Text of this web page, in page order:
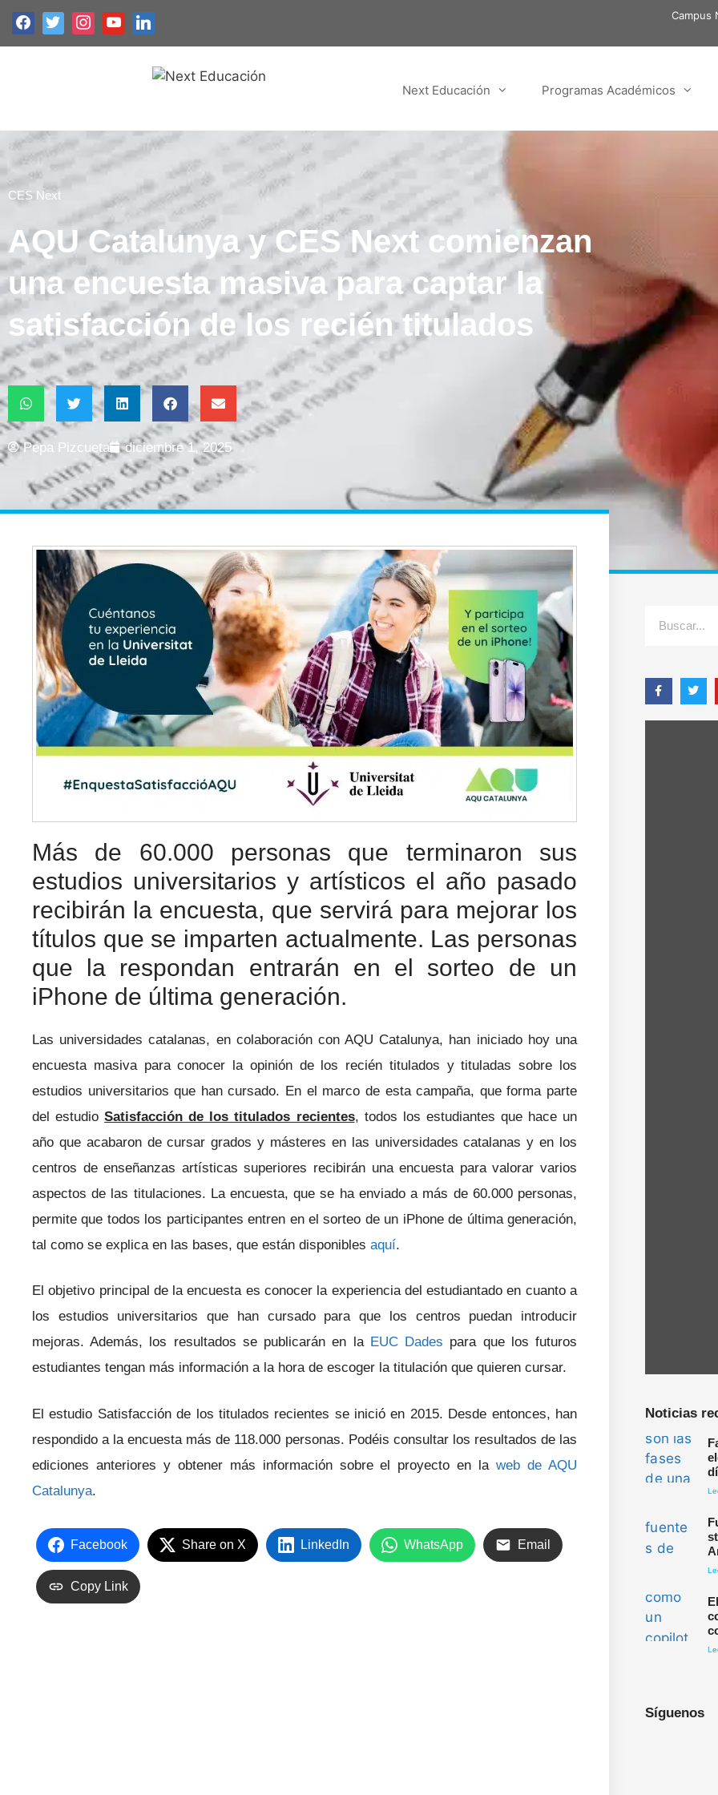
Campus
Next Educación Programas Académicos
CES Next
AQU Catalunya y CES Next comienzan
una encuesta masiva para captar la
satisfacción de los recién titulados
Pepa Pizcueta diciembre 1, 2025
Más de 60.000 personas que terminaron sus
estudios universitarios y artísticos el año pasado
recibirán la encuesta, que servirá para mejorar los
títulos que se imparten actualmente. Las personas
que la respondan entrarán en el sorteo de un
iPhone de última generación.
Las universidades catalanas, en colaboración con AQU Catalunya, han iniciado hoy una
encuesta masiva para conocer la opinión de los recién titulados y tituladas sobre los
estudios universitarios que han cursado. En el marco de esta campaña, que forma parte
del estudioSatisfacción de los titulados recientes, todos los estudiantes que hace un
año que acabaron de cursar grados y másteres en las universidades catalanas y en los
centros de enseñanzas artísticas superiores recibirán una encuesta para valorar varios
aspectos de las titulaciones. La encuesta, que se ha enviado a más de 60.000 personas,
permite que todos los participantes entren en el sorteo de un iPhone de última generación,
tal como se explica en las bases, que están disponibles aquí.
El objetivo principal de la encuesta es conocer la experiencia del estudiantado en cuanto a
los estudios universitarios que han cursado para que los centros puedan introducir
mejoras. Además, los resultados se publicarán en la EUC Dades para que los futuros
estudiantes tengan más información a la hora de escoger la titulación que quieren cursar.
El estudio Satisfacción de los titulados recientes se inició en 2015. Desde entonces, han
respondido a la encuesta más de 118.000 personas. Podéis consultar los resultados de las
ediciones anteriores y obtener más información sobre el proyecto en laweb de AQU
Catalunya.
Facebook Share on X LinkedIn WhatsApp Email
Copy Link
Noticias
Síguenos